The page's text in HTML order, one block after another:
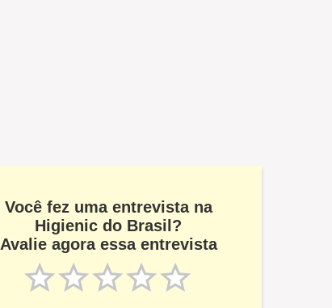
Você fez uma entrevista na
Higienic do Brasil?
Avalie agora essa entrevista